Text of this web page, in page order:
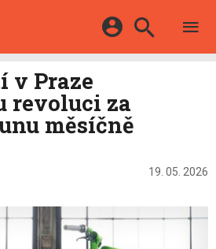
Google
v Praze
revoluci za
měsíčně
19. 05. 2026